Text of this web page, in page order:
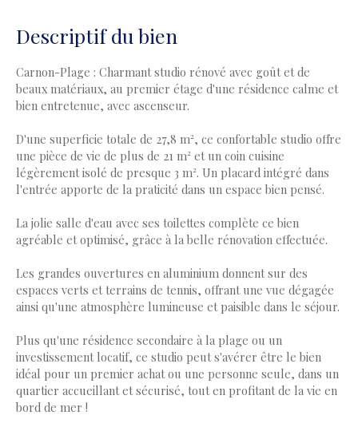
Descriptif du bien
Carnon-Plage : Charmant studio rénové avec goût et de
beaux matériaux, au premier étage d'une résidence calme et
bien entretenue, avec ascenseur.
D'une superficie totale de 27,8 m², ce confortable studio offre
une pièce de vie de plus de 21 m² et un coin cuisine
légèrement isolé de presque 3 m². Un placard intégré dans
l'entrée apporte de la praticité dans un espace bien pensé.
La jolie salle d'eau avec ses toilettes complète ce bien
agréable et optimisé, grâce à la belle rénovation effectuée.
Les grandes ouvertures en aluminium donnent sur des
espaces verts et terrains de tennis, offrant une vue dégagée
ainsi qu'une atmosphère lumineuse et paisible dans le séjour.
Plus qu'une résidence secondaire à la plage ou un
investissement locatif, ce studio peut s'avérer être le bien
idéal pour un premier achat ou une personne seule, dans un
quartier accueillant et sécurisé, tout en profitant de la vie en
bord de mer !